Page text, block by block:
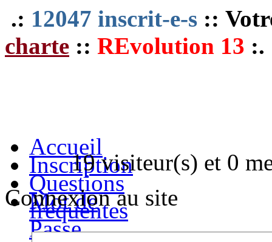
.: 12047 inscrit-e-s ::
charte :: REvolution 13 :.
19 visiteur(s) et 0
Accueil
Inscription
Questions
fréquentes
Mot de
Passe
Connexion au site